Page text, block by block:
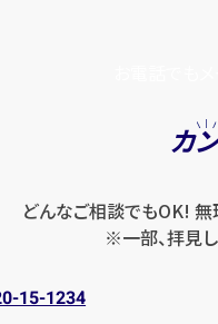
カ
どんなご相談でもOK! 無
※一部、拝見
15-1234